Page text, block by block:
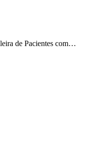
de Pacientes com…